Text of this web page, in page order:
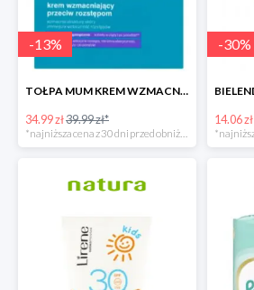
-13%
TOŁPA MUM KREM WZMACNIAJĄCY PRZECIW ROZSTĘPOM
34.99 zł39.99 zł*
*najniższa cena z 30 dni przed obniżką
-30%
14.06 zł